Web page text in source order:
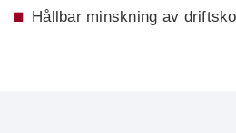
Hållbar minskning av